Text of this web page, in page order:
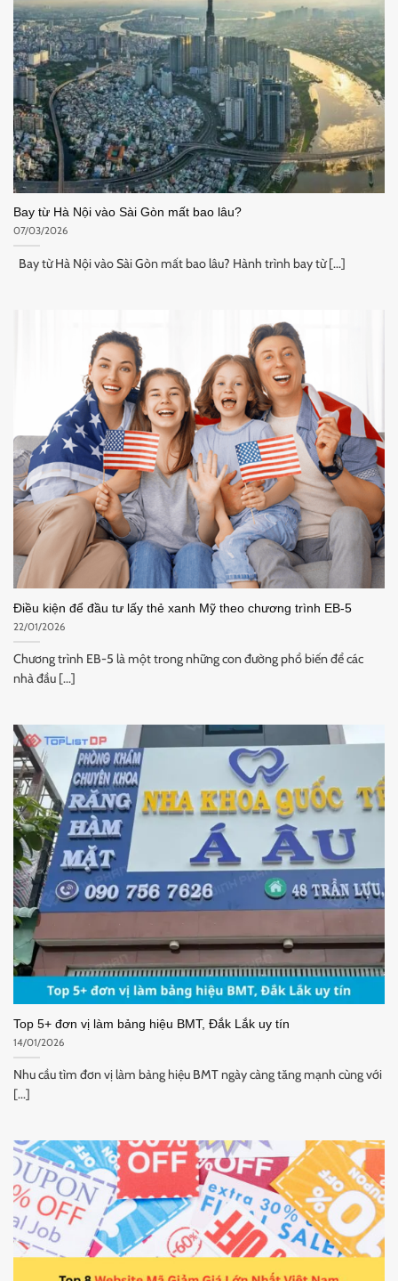
Bay từ Hà Nội vào Sài Gòn mất bao lâu?
07/03/2026
Bay từ Hà Nội vào Sài Gòn mất bao lâu? Hành trình bay từ [...]
Điều kiện để đầu tư lấy thẻ xanh Mỹ theo chương trình EB-5
22/01/2026
Chương trình EB-5 là một trong những con đường phổ biến để các
nhà đầu [...]
Top 5+ đơn vị làm bảng hiệu BMT, Đắk Lắk uy tín
14/01/2026
Nhu cầu tìm đơn vị làm bảng hiệu BMT ngày càng tăng mạnh cùng với
[...]